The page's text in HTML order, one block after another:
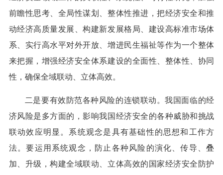
前瞻性思考、全局性谋划、整体性推进，把经济安全和推
动经济高质量发展、构建新发展格局、建设高标准市场体
系、实行高水平对外开放、增进民生福祉等作为一个整体
来把握，增强经济安全体系建设的全面性、整体性、协同
性，确保全域联动、立体高效。
二是要有效防范各种风险的连锁联动。我国面临的经
济风险是多方面的，影响我国经济安全的各种威胁和挑战
联动效应明显。系统观念是具有基础性的思想和工作方
法。要运用系统观念，防止各种风险的演化、传导、叠
加、升级，构建全域联动、立体高效的国家经济安全防护